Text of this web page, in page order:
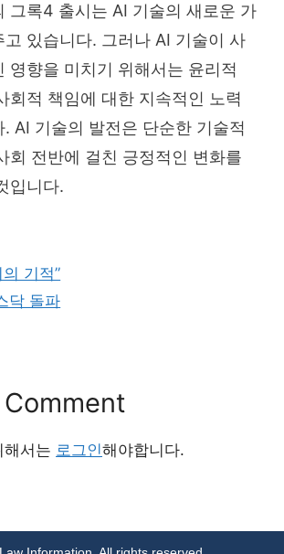
그록4 출시는 AI 기술의 새로운 가
고 있습니다. 그러나 AI 기술이 사
영향을 미치기 위해서는 윤리적
회적 책임에 대한 지속적인 노력
. AI 기술의 발전은 단순한 기술적
회 전반에 걸친 긍정적인 변화를
입니다.
기적”
닥 돌파
해서는 로그인해야합니다.